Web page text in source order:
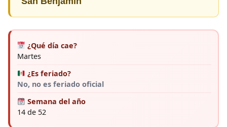
¿Qué día cae?
Martes
¿Es feriado?
No, no es feriado oficial
Semana del año
14 de 52